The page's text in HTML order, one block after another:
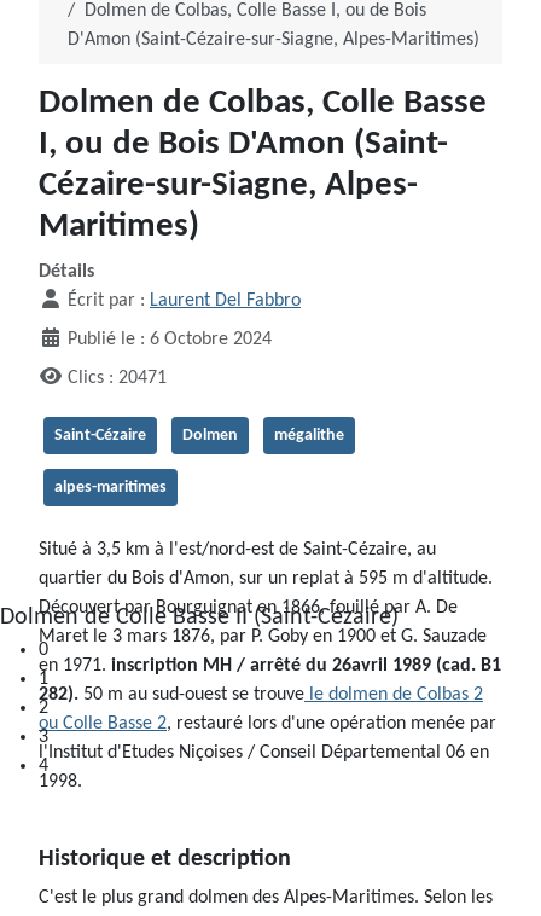
0
1
2
3
4
Dolmen de Colbas, Colle Basse I, ou de Bois
D'Amon (Saint-Cézaire-sur-Siagne, Alpes-Maritimes)
Dolmen de Colbas, Colle Basse
I, ou de Bois D'Amon (Saint-
Cézaire-sur-Siagne, Alpes-
Maritimes)
Détails
Écrit par : Laurent Del Fabbro
Publié le : 6 Octobre 2024
Clics : 20471
Saint-Cézaire Dolmen mégalithe
alpes-maritimes
Situé à 3,5 km à l'est/nord-est de Saint-Cézaire, au
quartier du Bois d'Amon, sur un replat à 595 m d'altitude.
Découvert par Bourguignat en 1866, fouillé par A. De
Maret le 3 mars 1876, par P. Goby en 1900 et G. Sauzade
en 1971. inscription MH / arrêté du 26avril 1989 (cad. B1
282). 50 m au sud-ouest se trouve le dolmen de Colbas 2
ou Colle Basse 2, restauré lors d'une opération menée par
l'Institut d'Etudes Niçoises / Conseil Départemental 06 en
1998.
Historique et description
C'est le plus grand dolmen des Alpes-Maritimes. Selon les